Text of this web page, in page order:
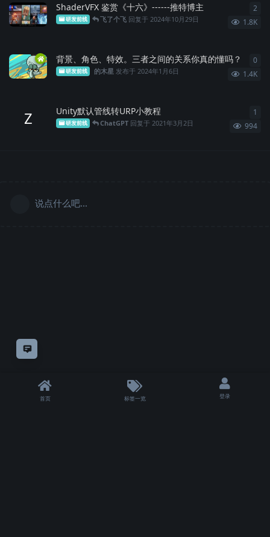
意见反馈
ShaderVFX 鉴赏《十六》------推特博主
研发前线 飞了个飞 回复于 2024年10月29日 1.8K
2
背景、角色、特效。三者之间的关系你真的懂吗？
研发前线 的木星 发布于 2024年1月6日 1.4K
0
Z Unity默认管线转URP小教程
研发前线 ChatGPT 回复于 2021年3月2日 994
1
说点什么吧...
首页 标签一览 登录